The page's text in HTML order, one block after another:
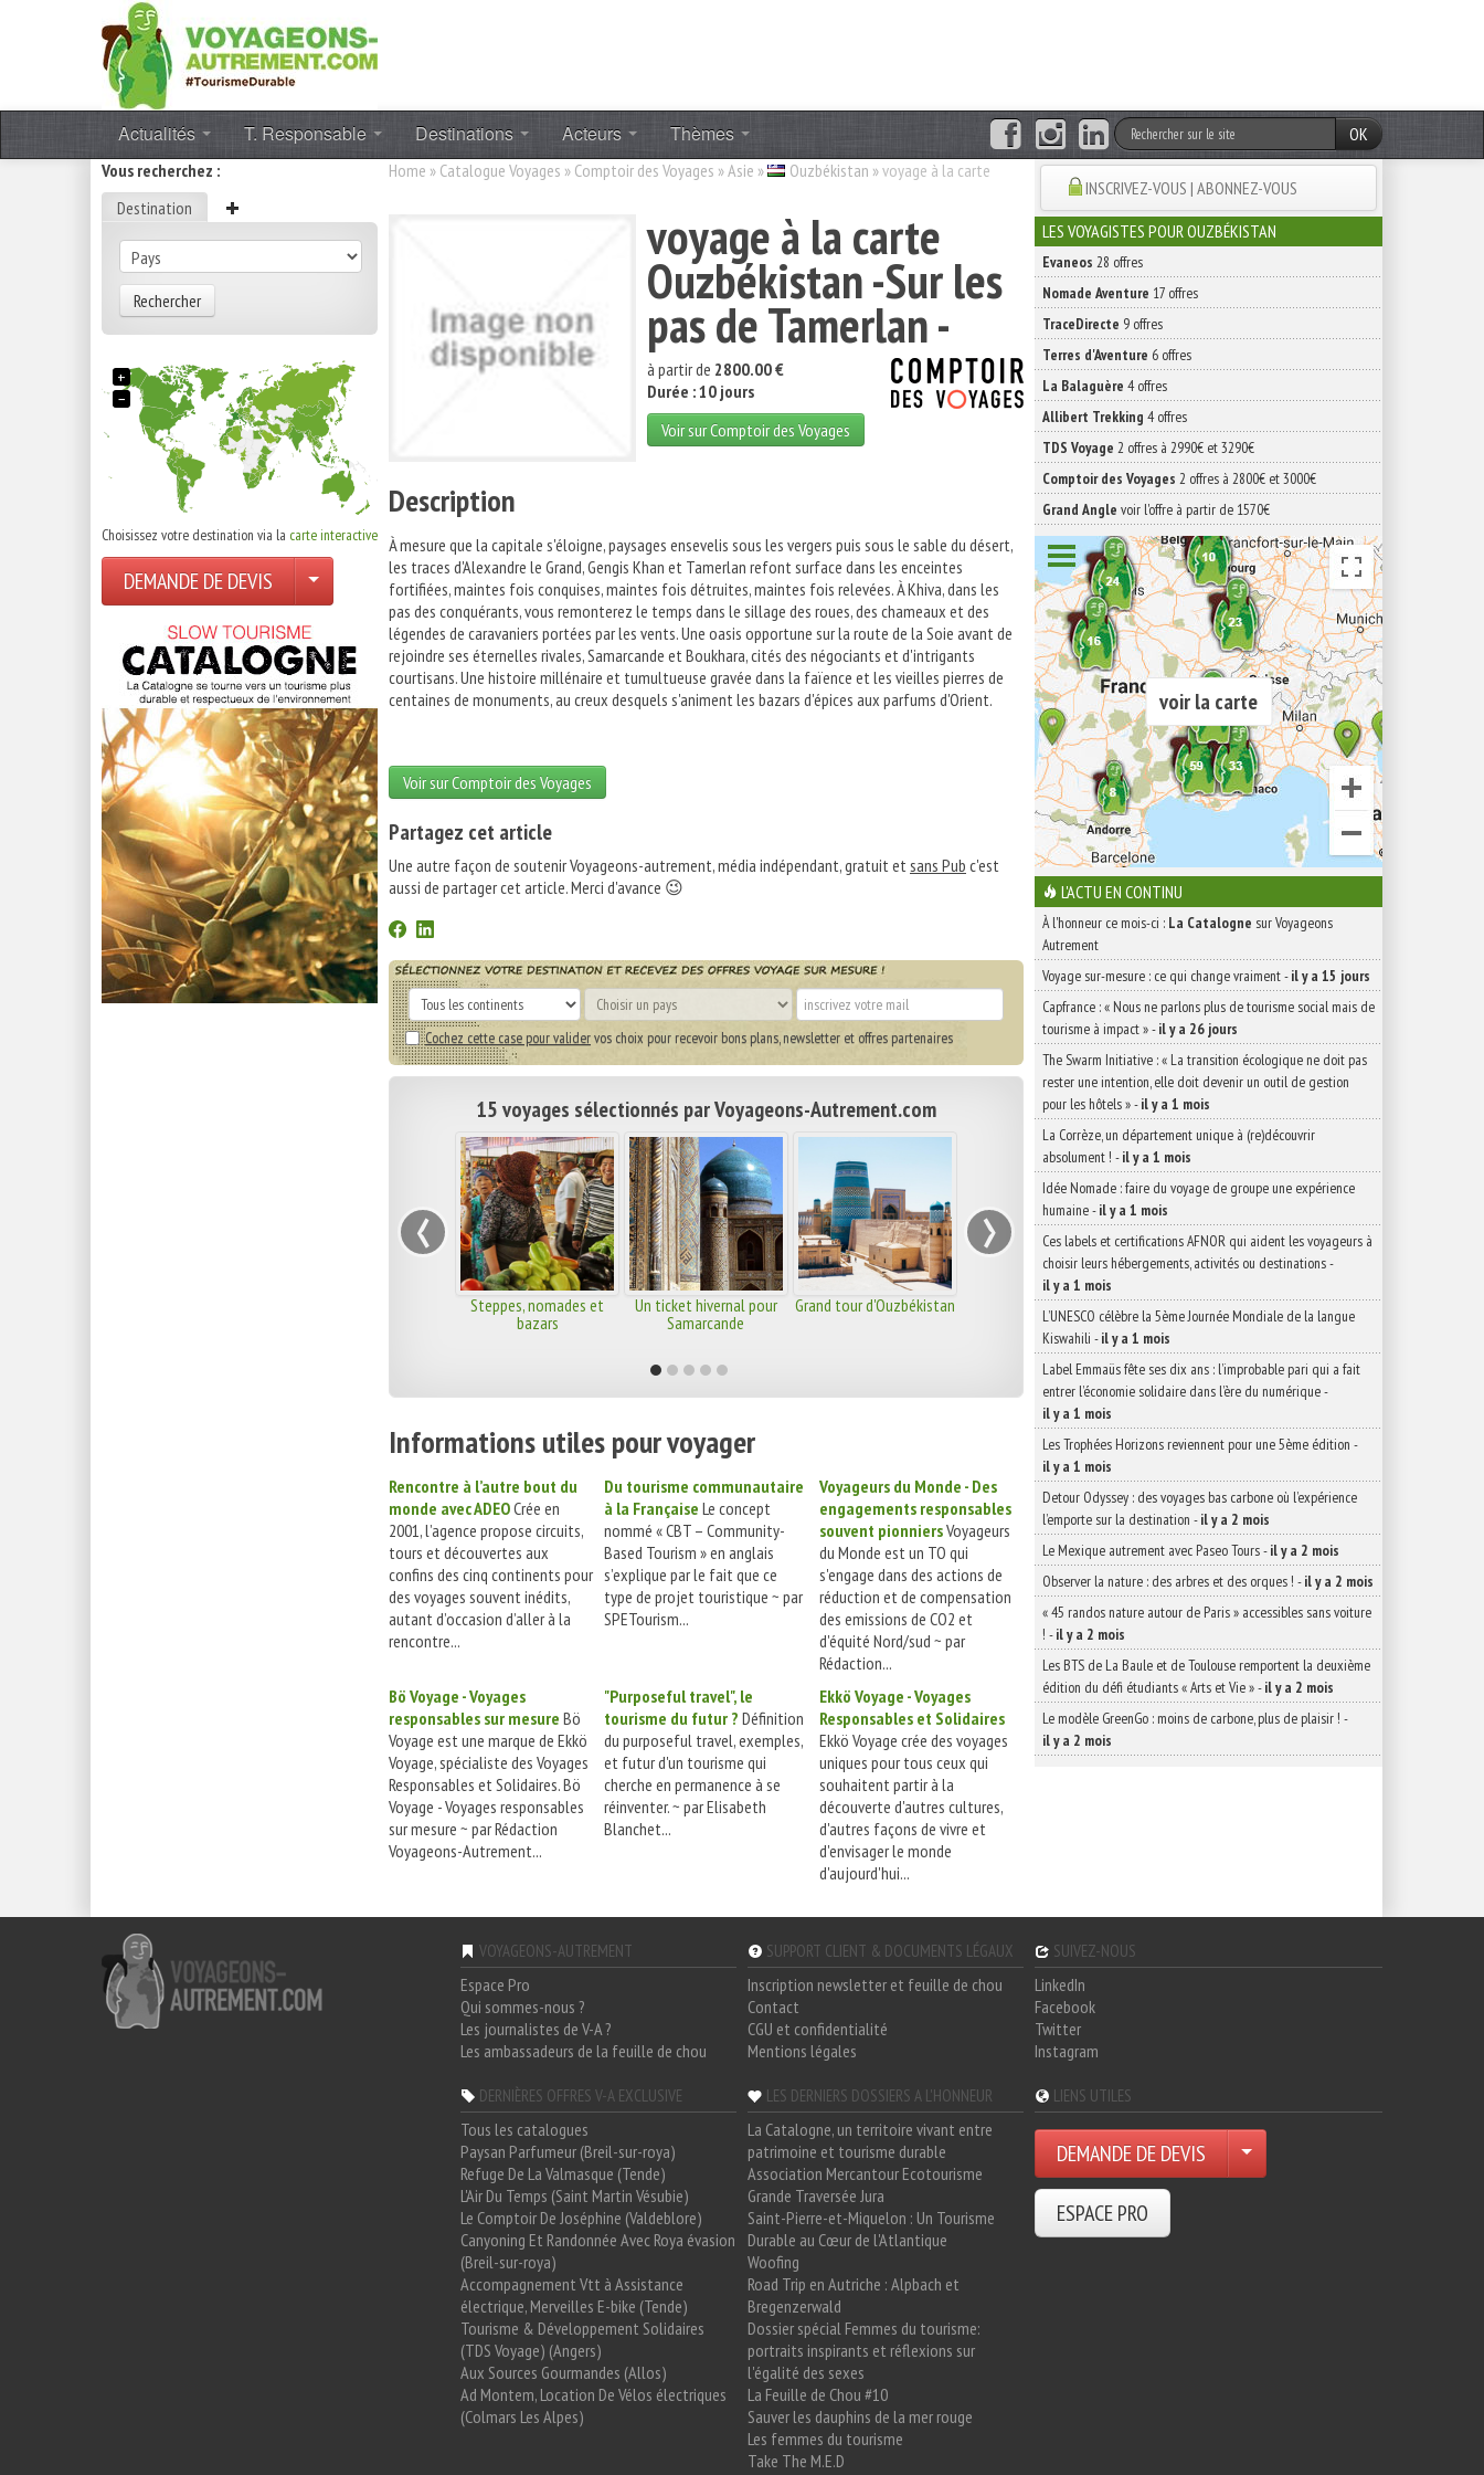
Actualités T. Responsable Destinations Acteurs Thèmes
OK
Vous recherchez :
Destination
Rechercher
+
−
Choisissez votre destination via la carte interactive
DEMANDE DE DEVIS
Home » Catalogue Voyages » Comptoir des Voyages »Asie » Ouzbékistan »voyage à la carte
voyage à la carte
Ouzbékistan -Sur les
pas de Tamerlan -
à partir de 2800.00 €
Durée : 10 jours
Voir sur Comptoir des Voyages
Description
À mesure que la capitale s'éloigne, paysages ensevelis sous les vergers puis sous le sable du désert,
les traces d'Alexandre le Grand, Gengis Khan et Tamerlan refont surface dans les enceintes
fortifiées, maintes fois conquises, maintes fois détruites, maintes fois relevées. À Khiva, dans les
pas des conquérants, vous remonterez le temps dans le sillage des roues, des chameaux et des
légendes de caravaniers portées par les vents. Une oasis opportune sur la route de la Soie avant de
rejoindre ses éternelles rivales, Samarcande et Boukhara, cités des négociants et d'intrigants
courtisans. Une histoire millénaire et tumultueuse gravée dans la faïence et les vieilles pierres de
centaines de monuments, au creux desquels s'animent les bazars d'épices aux parfums d'Orient.
Voir sur Comptoir des Voyages
Partagez cet article
Une autre façon de soutenir Voyageons-autrement, média indépendant, gratuit etsans Pub c'est
aussi de partager cet article. Merci d'avance 😉
Cochez cette case pour validervos choix pour recevoir bons plans, newsletter et offres partenaires
15 voyages sélectionnés par Voyageons-Autrement.com
Steppes, nomades et
bazars
Un ticket hivernal pour
Samarcande
Grand tour d'Ouzbékistan
‹ ›
Informations utiles pour voyager
Rencontre à l’autre bout du
monde avec ADEOCrée en
2001, l’agence propose circuits,
tours et découvertes aux
confins des cinq continents pour
des voyages souvent inédits,
autant d’occasion d’aller à la
rencontre...
Du tourisme communautaire
à la Française Le concept
nommé « CBT – Community-
Based Tourism » en anglais
s’explique par le fait que ce
type de projet touristique ~ par
SPETourism...
Voyageurs du Monde - Des
engagements responsables
souvent pionniersVoyageurs
du Monde est un TO qui
s'engage dans des actions de
réduction et de compensation
des emissions de CO2 et
d'équité Nord/sud ~ par
Rédaction...
Bö Voyage - Voyages
responsables sur mesure Bö
Voyage est une marque de Ekkö
Voyage, spécialiste des Voyages
Responsables et Solidaires. Bö
Voyage - Voyages responsables
sur mesure ~ par Rédaction
Voyageons-Autrement...
"Purposeful travel", le
tourisme du futur ? Définition
du purposeful travel, exemples,
et futur d'un tourisme qui
cherche en permanence à se
réinventer. ~ par Elisabeth
Blanchet...
Ekkö Voyage - Voyages
Responsables et Solidaires
Ekkö Voyage crée des voyages
uniques pour tous ceux qui
souhaitent partir à la
découverte d'autres cultures,
d'autres façons de vivre et
d'envisager le monde
d'aujourd'hui...
INSCRIVEZ-VOUS | ABONNEZ-VOUS
LES VOYAGISTES POUR OUZBÉKISTAN
Evaneos 28 offres
Nomade Aventure 17 offres
TraceDirecte 9 offres
Terres d'Aventure 6 offres
La Balaguère 4 offres
Allibert Trekking 4 offres
TDS Voyage 2 offres à 2990€ et 3290€
Comptoir des Voyages 2 offres à 2800€ et 3000€
Grand Angle voir l'offre à partir de 1570€
voir la carte
L'ACTU EN CONTINU
À l'honneur ce mois-ci : La Catalogne sur Voyageons
Autrement
Voyage sur-mesure : ce qui change vraiment-il y a 15 jours
Capfrance : « Nous ne parlons plus de tourisme social mais de
tourisme à impact »-il y a 26 jours
The Swarm Initiative : « La transition écologique ne doit pas
rester une intention, elle doit devenir un outil de gestion
pour les hôtels »-il y a 1 mois
La Corrèze, un département unique à (re)découvrir
absolument ! -il y a 1 mois
Idée Nomade : faire du voyage de groupe une expérience
humaine-il y a 1 mois
Ces labels et certifications AFNOR qui aident les voyageurs à
choisir leurs hébergements, activités ou destinations-
il y a 1 mois
L’UNESCO célèbre la 5ème Journée Mondiale de la langue
Kiswahili -il y a 1 mois
Label Emmaüs fête ses dix ans : l’improbable pari qui a fait
entrer l’économie solidaire dans l’ère du numérique-
il y a 1 mois
Les Trophées Horizons reviennent pour une 5ème édition -
il y a 1 mois
Detour Odyssey : des voyages bas carbone où l’expérience
l’emporte sur la destination -il y a 2 mois
Le Mexique autrement avec Paseo Tours-il y a 2 mois
Observer la nature : des arbres et des orques ! -il y a 2 mois
« 45 randos nature autour de Paris » accessibles sans voiture
! -il y a 2 mois
Les BTS de La Baule et de Toulouse remportent la deuxième
édition du défi étudiants « Arts et Vie »-il y a 2 mois
Le modèle GreenGo : moins de carbone, plus de plaisir ! -
il y a 2 mois
VOYAGEONS-AUTREMENT
Espace Pro
Qui sommes-nous ?
Les journalistes de V-A ?
Les ambassadeurs de la feuille de chou
SUPPORT CLIENT & DOCUMENTS LÉGAUX
Inscription newsletter et feuille de chou
Contact
CGU et confidentialité
Mentions légales
SUIVEZ-NOUS
LinkedIn
Facebook
Twitter
Instagram
DERNIÈRES OFFRES V-A EXCLUSIVE
Tous les catalogues
Paysan Parfumeur (Breil-sur-roya)
Refuge De La Valmasque (Tende)
L'Air Du Temps (Saint Martin Vésubie)
Le Comptoir De Joséphine (Valdeblore)
Canyoning Et Randonnée Avec Roya évasion
(Breil-sur-roya)
Accompagnement Vtt à Assistance
électrique, Merveilles E-bike (Tende)
Tourisme & Développement Solidaires
(TDS Voyage) (Angers)
Aux Sources Gourmandes (Allos)
Ad Montem, Location De Vélos électriques
(Colmars Les Alpes)
LES DERNIERS DOSSIERS A L'HONNEUR
La Catalogne, un territoire vivant entre
patrimoine et tourisme durable
Association Mercantour Ecotourisme
Grande Traversée Jura
Saint-Pierre-et-Miquelon : Un Tourisme
Durable au Cœur de l'Atlantique
Woofing
Road Trip en Autriche : Alpbach et
Bregenzerwald
Dossier spécial Femmes du tourisme:
portraits inspirants et réflexions sur
l'égalité des sexes
La Feuille de Chou #10
Sauver les dauphins de la mer rouge
Les femmes du tourisme
Take The M.E.D
LIENS UTILES
DEMANDE DE DEVIS
ESPACE PRO